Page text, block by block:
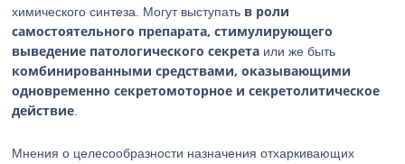
химического синтеза. Могут выступать в роли
самостоятельного препарата, стимулирующего
выведение патологического секрета или же быть
комбинированными средствами, оказывающими
одновременно секретомоторное и секретолитическое
действие
Мнения о целесообразности назначения отхаркивающих